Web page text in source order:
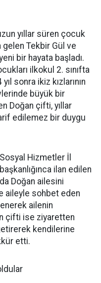
yıllar süren çocuk
gelen Tekbir Gül ve
bir hayata başladı.
ilkokul 2. sınıfta
sonra ikiz kızlarının
büyük bir
Doğan çifti, yıllar
edilemez bir duygu
Hizmetler İl
ilan edilen
Doğan ailesini
aileyle sohbet eden
ailenin
çifti ise ziyaretten
kendilerine
etti.